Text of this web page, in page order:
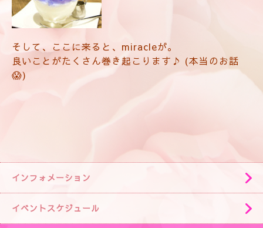
そして、ここに来ると、miracleが。
良いことがたくさん巻き起こります♪ (本当のお話
😱)
インフォメーション
イベントスケジュール